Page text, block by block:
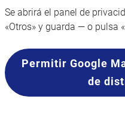
Se abrirá el panel de
«Otros» y guarda — o pulsa
Permitir Google
de